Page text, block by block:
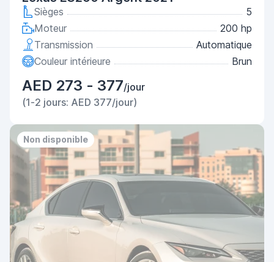
Sièges
5
Moteur
200 hp
Transmission
Automatique
Couleur intérieure
Brun
AED 273 - 377/jour
(1-2 jours: AED 377/jour)
Non disponible